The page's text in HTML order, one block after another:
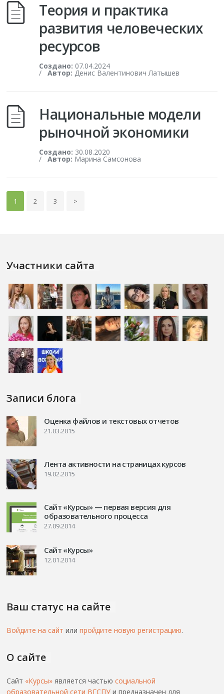
Теория и практика
развития человеческих
ресурсов
Создано: 07.04.2024
/ Автор: Денис Валентинович Латышев
Национальные модели
рыночной экономики
Создано: 30.08.2020
/ Автор: Марина Самсонова
1 2 3 >
Участники сайта
Записи блога
Оценка файлов и текстовых отчетов
21.03.2015
Лента активности на страницах курсов
19.02.2015
Сайт «Курсы» — первая версия для
образовательного процесса
27.09.2014
Сайт «Курсы»
12.01.2014
Ваш статус на сайте
Войдите на сайт илипройдите новую регистрацию.
О сайте
Сайт «Курсы» является частьюсоциальной
образовательной сети ВГСПУ и предназначен для